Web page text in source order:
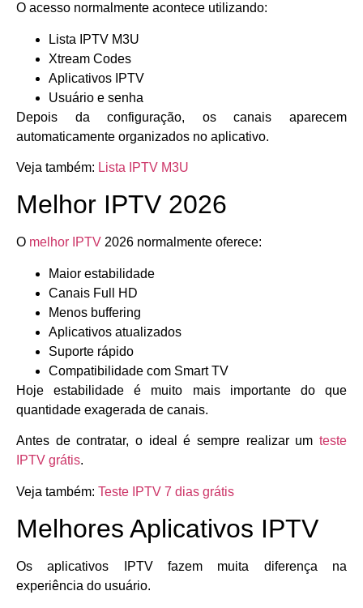
O acesso normalmente acontece utilizando:
Lista IPTV M3U
Xtream Codes
Aplicativos IPTV
Usuário e senha
Depois da configuração, os canais aparecem
automaticamente organizados no aplicativo.
Veja também: Lista IPTV M3U
Melhor IPTV 2026
O melhor IPTV 2026 normalmente oferece:
Maior estabilidade
Canais Full HD
Menos buffering
Aplicativos atualizados
Suporte rápido
Compatibilidade com Smart TV
Hoje estabilidade é muito mais importante do que
quantidade exagerada de canais.
Antes de contratar, o ideal é sempre realizar um teste
IPTV grátis.
Veja também: Teste IPTV 7 dias grátis
Melhores Aplicativos IPTV
Os aplicativos IPTV fazem muita diferença na
experiência do usuário.